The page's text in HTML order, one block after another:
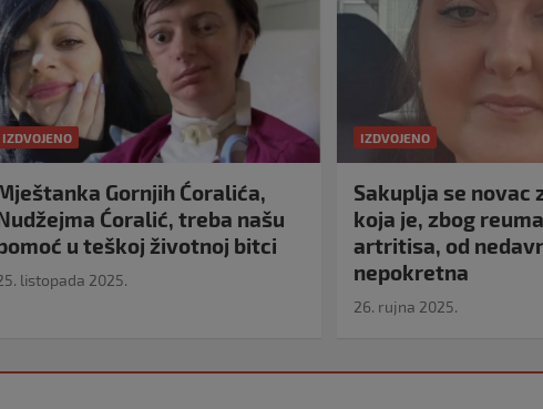
IZDVOJENO
Gornjih Ćoralića,
Ćoralić, treba našu
u teškoj životnoj bitci
listopada 2025.
IZDVOJENO
Sakuplja se novac
koja je, zbog
artritisa, od
nepokretna
26. rujna 2025.